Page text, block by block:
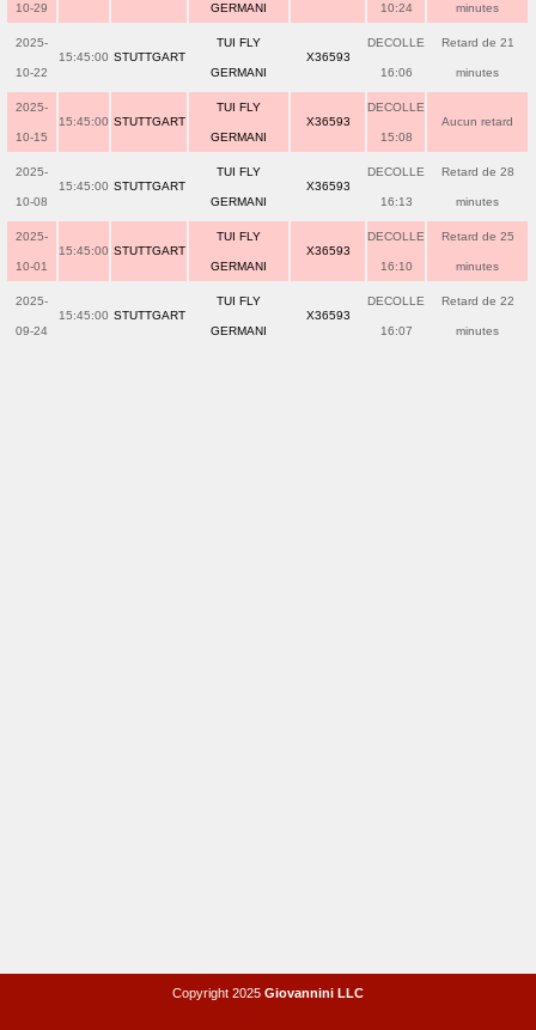
10-29 GERMANI 10:24 minutes
2025-
10-22
15:45:00 STUTTGART
TUI FLY
GERMANI
X36593
DECOLLE
16:06
Retard de 21
minutes
2025-
10-15
15:45:00 STUTTGART
TUI FLY
GERMANI
X36593
DECOLLE
15:08
Aucun retard
2025-
10-08
15:45:00 STUTTGART
TUI FLY
GERMANI
X36593
DECOLLE
16:13
Retard de 28
minutes
2025-
10-01
15:45:00 STUTTGART
TUI FLY
GERMANI
X36593
DECOLLE
16:10
Retard de 25
minutes
2025-
09-24
15:45:00 STUTTGART
TUI FLY
GERMANI
X36593
DECOLLE
16:07
Retard de 22
minutes
Copyright 2025 Giovannini LLC